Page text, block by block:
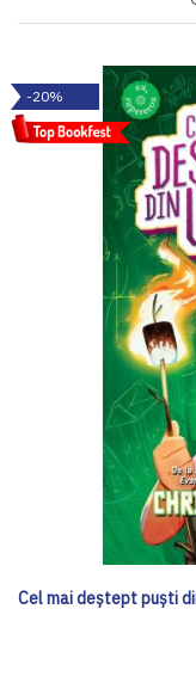
-20%
Cel mai deștept puști